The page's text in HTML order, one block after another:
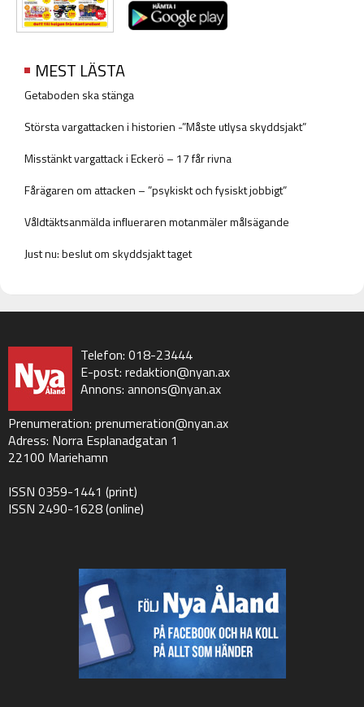
MEST LÄSTA
Getaboden ska stänga
Största vargattacken i historien -”Måste utlysa skyddsjakt”
Misstänkt vargattack i Eckerö – 17 får rivna
Fårägaren om attacken – ”psykiskt och fysiskt jobbigt”
Våldtäktsanmälda influeraren motanmäler målsägande
Just nu: beslut om skyddsjakt taget
Telefon: 018-23444
E-post: redaktion@nyan.ax
Annons: annons@nyan.ax
Prenumeration: prenumeration@nyan.ax
Adress: Norra Esplanadgatan 1
22100 Mariehamn
ISSN 0359-1441 (print)
ISSN 2490-1628 (online)